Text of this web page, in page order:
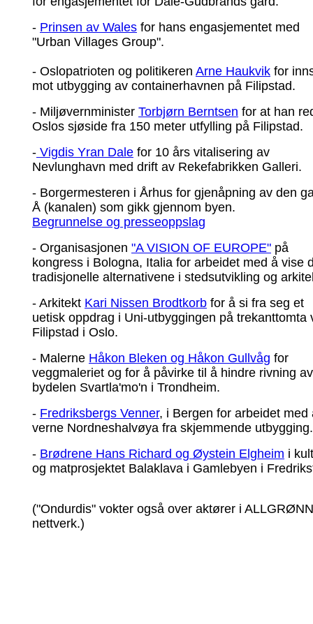
- Prinsen av Wales for hans engasjementet med
"Urban Villages Group".
- Oslopatrioten og politikeren Arne Haukvik for
mot utbygging av containerhavnen på Filipstad.
- Miljøvernminister Torbjørn Berntsen for at han
Oslos sjøside fra 150 meter utfylling på Filipstad.
- Vigdis Yran Dale for 10 års vitalisering av
Nevlunghavn med drift av Rekefabrikken Galleri.
- Borgermesteren i Århus for gjenåpning av den
Å (kanalen) som gikk gjennom byen.
Begrunnelse og presseoppslag
- Organisasjonen "A VISION OF EUROPE" på
kongress i Bologna, Italia for arbeidet med å vise
tradisjonelle alternativene i stedsutvikling og
- Arkitekt Kari Nissen Brodtkorb for å si fra seg et
uetisk oppdrag i Uni-utbyggingen på trekanttomta
Filipstad i Oslo.
- Malerne Håkon Bleken og Håkon Gullvåg for
veggmaleriet og for å påvirke til å hindre rivning av
bydelen Svartla'mo'n i Trondheim.
- Fredriksbergs Venner, i Bergen for arbeidet med
verne Nordneshalvøya fra skjemmende utbygging.
- Brødrene Hans Richard og Øystein Elgheim i
og matprosjektet Balaklava i Gamlebyen i
("Ondurdis" vokter også over aktører i
nettverk.)